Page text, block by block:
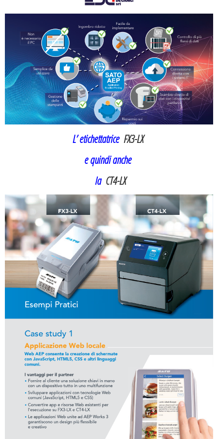
L’ etichettatrice FX3-LX
e quindi anche
la CT4-LX